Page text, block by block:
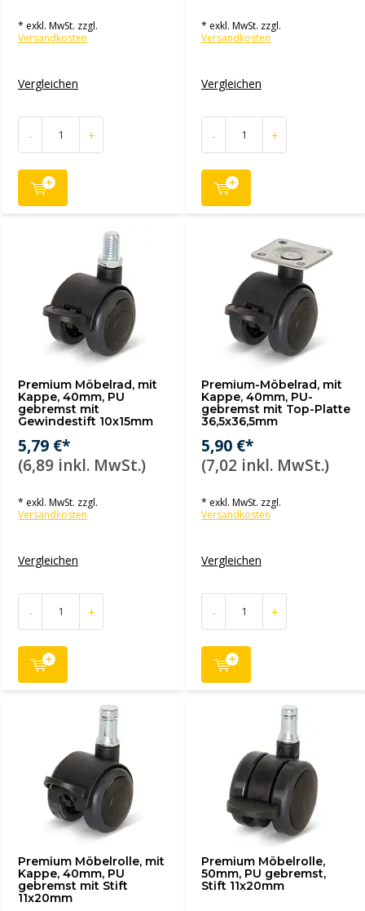
* exkl. MwSt. zzgl.
Versandkosten
Vergleichen
- +
* exkl. MwSt. zzgl.
Versandkosten
Vergleichen
- +
Premium Möbelrad, mit
Kappe, 40mm, PU
gebremst mit
Gewindestift 10x15mm
5,79 €*
(6,89 inkl. MwSt.)
* exkl. MwSt. zzgl.
Versandkosten
Vergleichen
- +
Premium-Möbelrad, mit
Kappe, 40mm, PU-
gebremst mit Top-Platte
36,5x36,5mm
5,90 €*
(7,02 inkl. MwSt.)
* exkl. MwSt. zzgl.
Versandkosten
Vergleichen
- +
Premium Möbelrolle, mit
Kappe, 40mm, PU
gebremst mit Stift
11x20mm
Premium Möbelrolle,
50mm, PU gebremst,
Stift 11x20mm